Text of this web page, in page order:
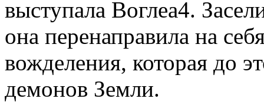
выступала Воглеа4.
она перенаправила на
вожделения, которая до
демонов Земли.